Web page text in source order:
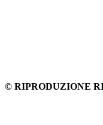
© RIPRODUZIONE